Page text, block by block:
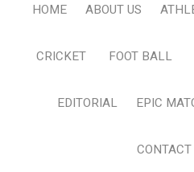
HOME ABOUT US
CRICKET FOOT BALL
EDITORIAL EPIC
CONTACT